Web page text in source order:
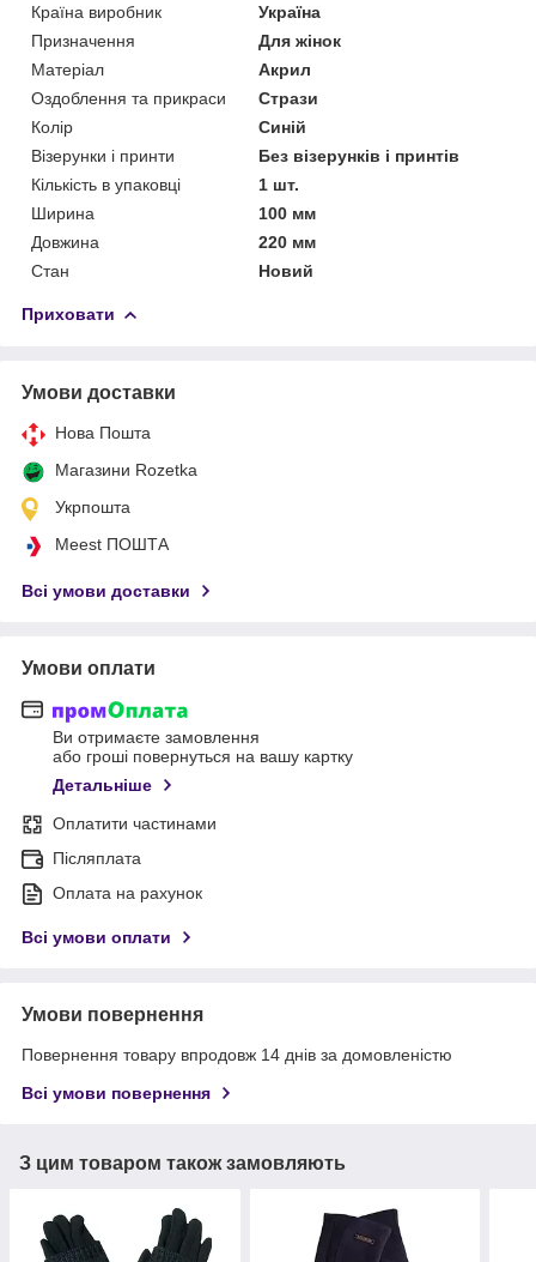
Країна виробник
Україна
Призначення
Для жінок
Матеріал
Акрил
Оздоблення та прикраси
Стрази
Колір
Синій
Візерунки і принти
Без візерунків і принтів
Кількість в упаковці
1 шт.
Ширина
100 мм
Довжина
220 мм
Стан
Новий
Приховати
Умови доставки
Нова Пошта
Магазини Rozetka
Укрпошта
Meest ПОШТА
Всі умови доставки
Умови оплати
Ви отримаєте замовлення
або гроші повернуться на вашу картку
Детальніше
Оплатити частинами
Післяплата
Оплата на рахунок
Всі умови оплати
Умови повернення
Повернення товару впродовж 14 днів за домовленістю
Всі умови повернення
З цим товаром також замовляють